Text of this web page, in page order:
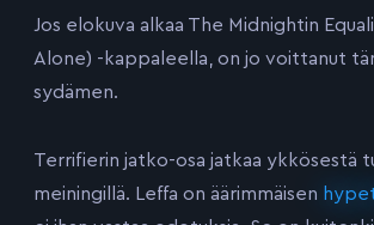
Jos elokuva alkaa The Midnightin
Alone) -kappaleella, on jo voittanut
sydämen.
Terrifierin jatko-osa jatkaa ykkösestä
meiningillä. Leffa on äärimmäisen